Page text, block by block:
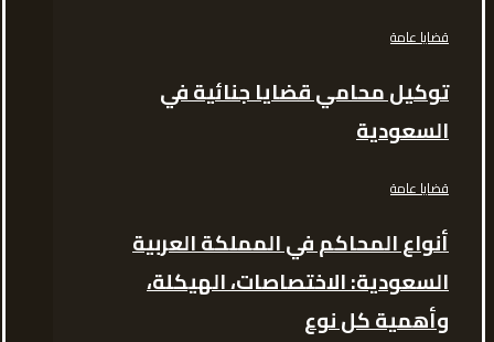
قضايا عامة
توكيل محامي قضايا جنائية في
السعودية
قضايا عامة
أنواع المحاكم في المملكة العربية
السعودية: الاختصاصات، الهيكلة،
وأهمية كل نوع